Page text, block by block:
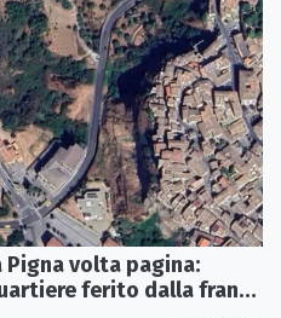
Pigna volta pagina:
ferito dalla frana